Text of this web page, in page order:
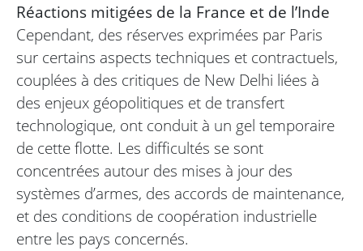
Réactions mitigées de la France et de l’Inde
Cependant, des réserves exprimées par Paris
sur certains aspects techniques et contractuels,
couplées à des critiques de New Delhi liées à
des enjeux géopolitiques et de transfert
technologique, ont conduit à un gel temporaire
de cette flotte. Les difficultés se sont
concentrées autour des mises à jour des
systèmes d’armes, des accords de maintenance,
et des conditions de coopération industrielle
entre les pays concernés.